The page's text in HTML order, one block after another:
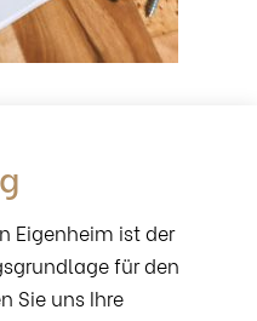
Eigenheim ist der
für den
Sie uns Ihre